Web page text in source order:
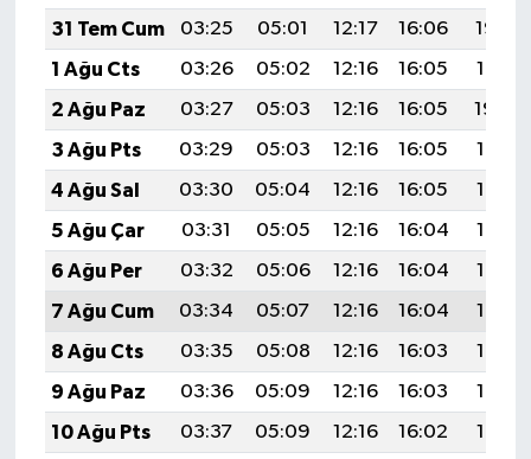
31 Tem Cum
03:25 05:01 12:17 16:06
19:22
1 Ağu Cts
03:26 05:02 12:16 16:05
19:21
2 Ağu Paz
03:27 05:03 12:16 16:05
19:20
3 Ağu Pts
03:29 05:03 12:16 16:05
19:19
4 Ağu Sal
03:30 05:04 12:16 16:05
19:18
5 Ağu Çar
03:31 05:05 12:16 16:04
19:17
6 Ağu Per
03:32 05:06 12:16 16:04
19:16
7 Ağu Cum
03:34 05:07 12:16 16:04
19:15
8 Ağu Cts
03:35 05:08 12:16 16:03
19:14
9 Ağu Paz
03:36 05:09 12:16 16:03
19:13
10 Ağu Pts
03:37 05:09 12:16 16:02
19:12